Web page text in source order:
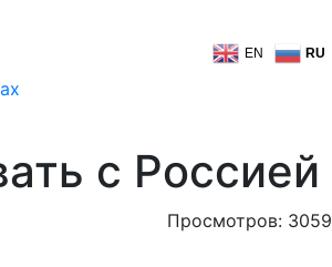
EN RU
с Россией
Просмотров: 3059